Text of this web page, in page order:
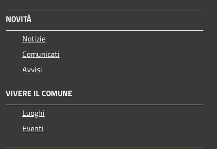
NOVITÀ
Notizie
Comunicati
Avvisi
VIVERE IL COMUNE
Luoghi
Eventi